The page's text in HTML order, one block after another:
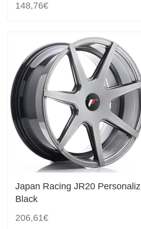
148,76€
Japan Racing JR20
Black
206,61€